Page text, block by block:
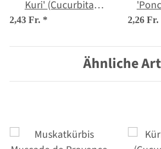
Kuri' (Cucurbita
maxima) Bio Saatgut
2,43 Fr. * 2,26 Fr.
Ähnliche